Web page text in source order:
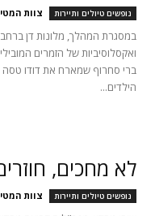
נופשים טיולים ותיירות צוות
במסגרת המהלך, מלונות דן
ואקסלוסיביות של הזמרים
ברי סחרוף שמארח את דודו טסה
הילדים...
לא מחכים,
נופשים טיולים ותיירות צוות